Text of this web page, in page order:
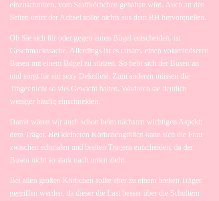
einzuschnüren, vom Stoffkörbchen gehalten wird. Auch an den
Seiten unter der Achsel sollte nichts aus dem BH hervorquellen.
Ob Sie sich für oder gegen einen Bügel entscheiden, ist
Geschmackssache. Allerdings ist es ratsam, einen voluminöseren
Busen mit einem Bügel zu stützen. So hebt sich der Busen an
und sorgt für ein sexy Dekolleté. Zum anderen müssen die
Träger nicht so viel Gewicht halten. Wodurch sie deutlich
weniger häufig einschneiden.
Damit wären wir auch schon beim nächsten wichtigen Aspekt:
dem Träger. Bei kleineren Körbchengrößen kann sich die Frau
zwischen schmalen und breiten Trägern entscheiden, da der
Busen nicht so stark nach unten zieht.
Bei allen großen Körbchen sollte eher zu einem breiten Träger
gegriffen werden, da dieser die Last besser über die Schultern